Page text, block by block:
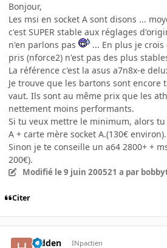
Bonjour,
Les msi en socket A sont disons ...
c'est SUPER stable aux réglages
n'en parlons pas
... En plus je
pris (nforce2) n'est pas des plus
La référence c'est la asus a7n8x-e
Je trouve que les bartons sont encore
vaut. Ils sont au même prix que les
nettement moins performants.
Si tu veux mettre le minimum, alors tu
A + carte mère socket A.(130€ environ).
Sinon je te conseille un a64 2800+ +
200€).
Modifié le 9 juin 200521 a par
Citer
hidden INpactien